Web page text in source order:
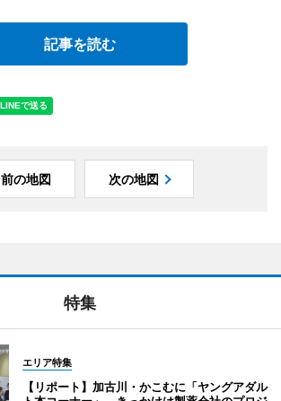
記事を読む
前の地図 次の地図
特集
エリア特集
【リポート】加古川・かこむに「ヤングアダル